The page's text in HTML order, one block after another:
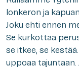
lonkeron ja
Joku ehti ennen
Se kurkottaa
se itkee, se
uppoaa tajuntaan.